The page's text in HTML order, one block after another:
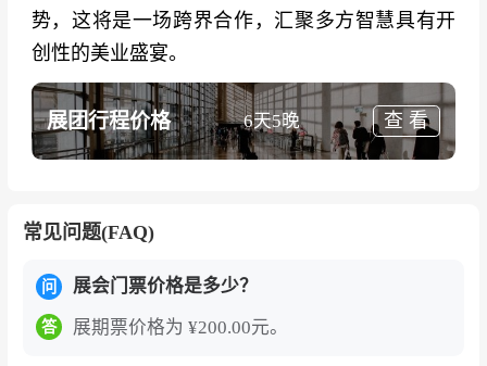
势，这将是一场跨界合作，汇聚多方智慧具有开
创性的美业盛宴。
展团行程价格 6天5晚 查 看
常见问题(FAQ)
问 展会门票价格是多少？
答 展期票价格为 ¥200.00元。